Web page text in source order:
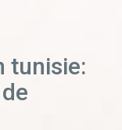
tunisie: